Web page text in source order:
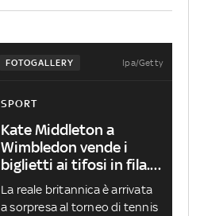
FOTOGALLERY Ipa/Getty
SPORT
Kate Middleton a
Wimbledon vende i
biglietti ai tifosi in fila.
FOTO
La reale britannica è arrivata
a sorpresa al torneo di tennis